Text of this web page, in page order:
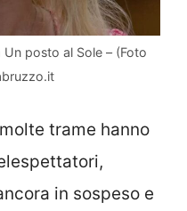
posto al Sole – (Foto
trame hanno
in sospeso e